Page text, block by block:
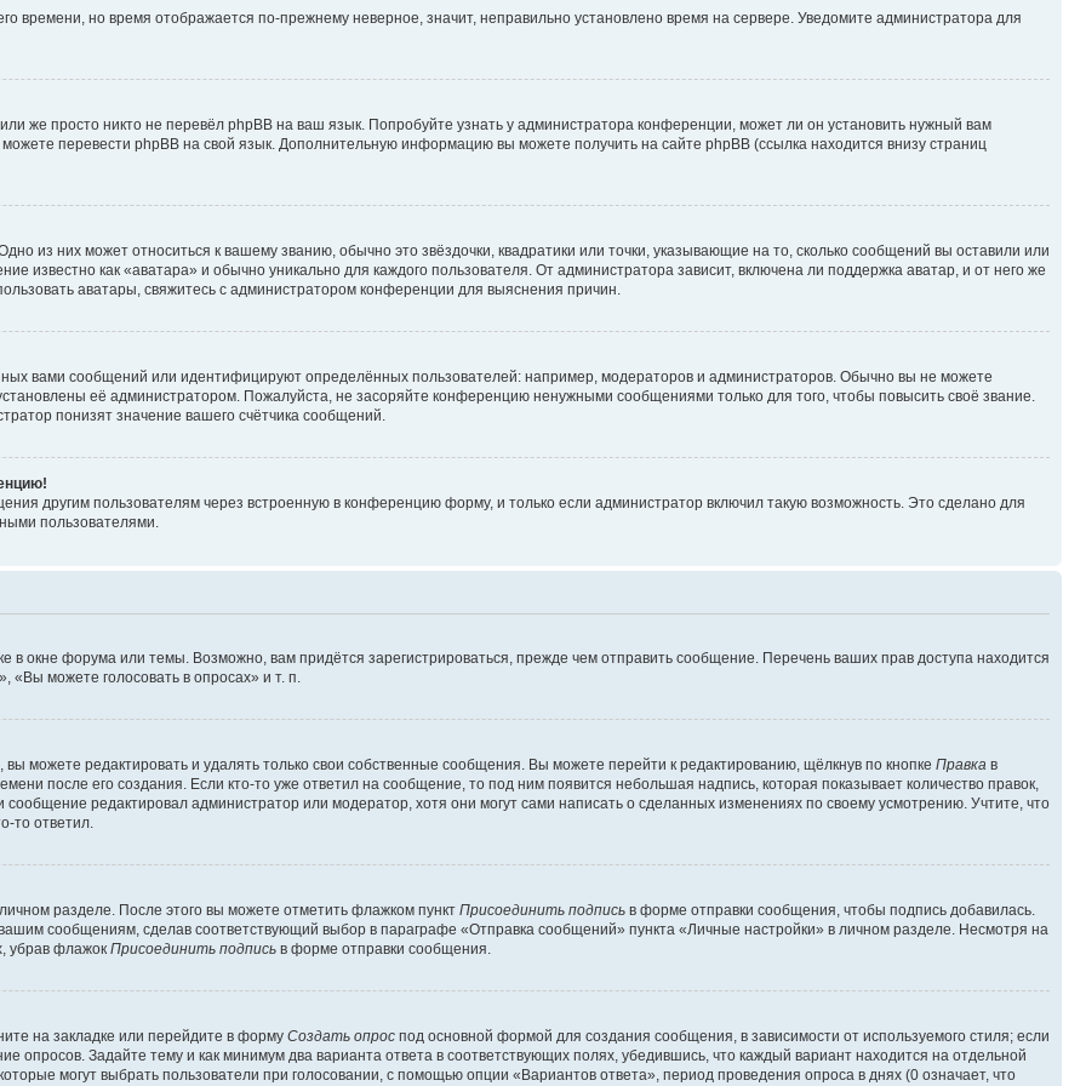
времени, но время отображается по-прежнему неверное, значит, неправильно установлено время на сервере. Уведомите администратора для
же просто никто не перевёл phpBB на ваш язык. Попробуйте узнать у администратора конференции, может ли он установить нужный вам
можете перевести phpBB на свой язык. Дополнительную информацию вы можете получить на сайте phpBB (ссылка находится внизу страниц
из них может относиться к вашему званию, обычно это звёздочки, квадратики или точки, указывающие на то, сколько сообщений вы оставили или
известно как «аватара» и обычно уникально для каждого пользователя. От администратора зависит, включена ли поддержка аватар, и от него же
аватары, свяжитесь с администратором конференции для выяснения причин.
вами сообщений или идентифицируют определённых пользователей: например, модераторов и администраторов. Обычно вы не можете
её администратором. Пожалуйста, не засоряйте конференцию ненужными сообщениями только для того, чтобы повысить своё звание.
понизят значение вашего счётчика сообщений.
другим пользователям через встроенную в конференцию форму, и только если администратор включил такую возможность. Это сделано для
пользователями.
окне форума или темы. Возможно, вам придётся зарегистрироваться, прежде чем отправить сообщение. Перечень ваших прав доступа находится
можете голосовать в опросах» и т. п.
можете редактировать и удалять только свои собственные сообщения. Вы можете перейти к редактированию, щёлкнув по кнопке Правка в
после его создания. Если кто-то уже ответил на сообщение, то под ним появится небольшая надпись, которая показывает количество правок,
редактировал администратор или модератор, хотя они могут сами написать о сделанных изменениях по своему усмотрению. Учтите, что
то ответил.
разделе. После этого вы можете отметить флажком пункт Присоединить подпись в форме отправки сообщения, чтобы подпись добавилась.
сообщениям, сделав соответствующий выбор в параграфе «Отправка сообщений» пункта «Личные настройки» в личном разделе. Несмотря на
убрав флажок Присоединить подпись в форме отправки сообщения.
на закладке или перейдите в форму Создать опрос под основной формой для создания сообщения, в зависимости от используемого стиля; если
опросов. Задайте тему и как минимум два варианта ответа в соответствующих полях, убедившись, что каждый вариант находится на отдельной
могут выбрать пользователи при голосовании, с помощью опции «Вариантов ответа», период проведения опроса в днях (0 означает, что